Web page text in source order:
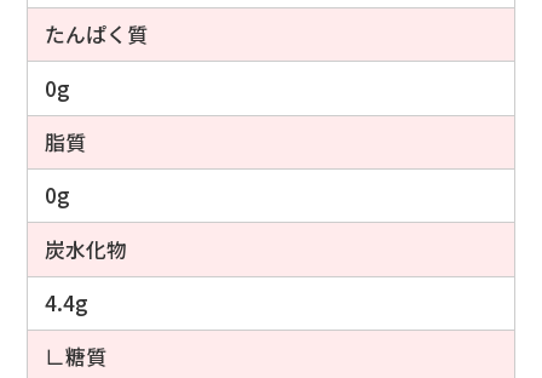
たんぱく質
0g
脂質
0g
炭水化物
4.4g
∟糖質